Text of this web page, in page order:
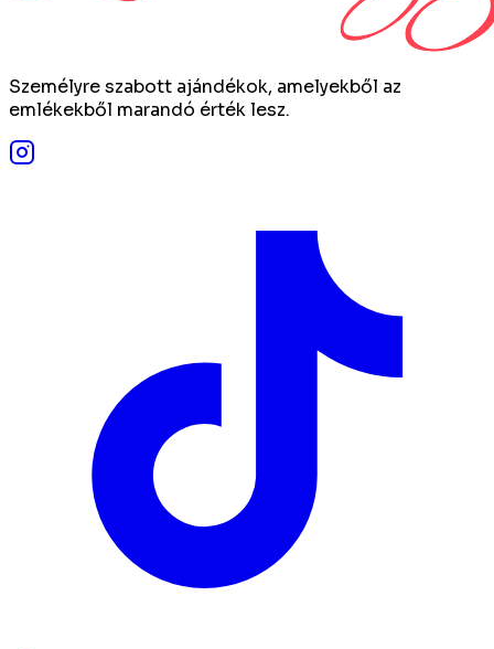
Személyre szabott ajándékok, amelyekből az
emlékekből marandó érték lesz.